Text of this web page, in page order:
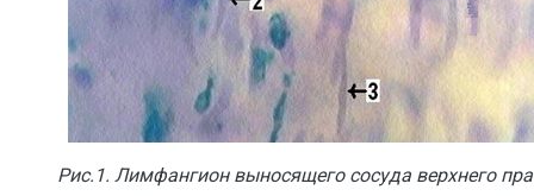
Рис.1. Лимфангион выносящего сосуда верхнего